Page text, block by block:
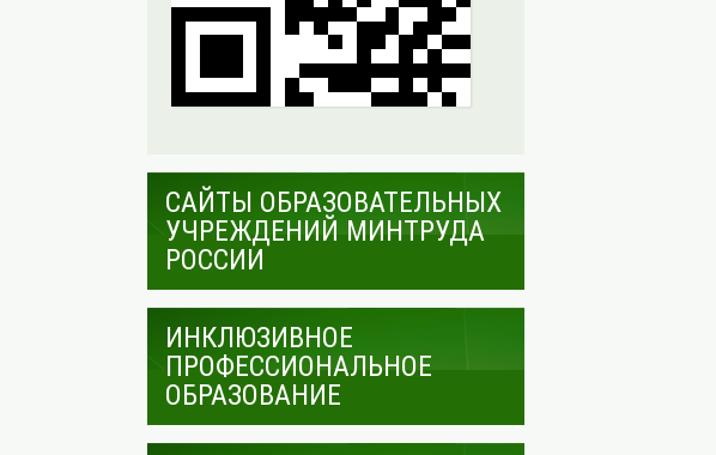
САЙТЫ ОБРАЗОВАТЕЛЬНЫХ
УЧРЕЖДЕНИЙ МИНТРУДА
РОССИИ
ИНКЛЮЗИВНОЕ
ПРОФЕССИОНАЛЬНОЕ
ОБРАЗОВАНИЕ